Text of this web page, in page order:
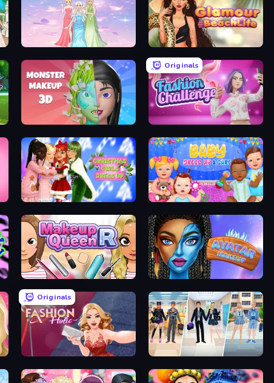
Tailor Stylist: Fashion Diary Glamour Beach Life
Monster Makeup 3D
Originals
Christmas Girls Dress Up Baby Dress Up
Make Up Queen R Avatar Make Up
Originals
Fashion Holic College Girl & Boy Makeover